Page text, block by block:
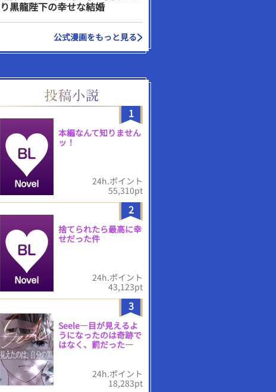
り黒龍陛下の幸せな結婚
公式漫画をもっと見る
1
本編なんて知りません
ッ！
24h.ポイント
55,310pt
2
捨てられたら最高に幸
せだった件
24h.ポイント
43,123pt
3
Seele―目が見えるよ
うになったのは奇跡で
はなく、罰だった―
24h.ポイント
18,283pt